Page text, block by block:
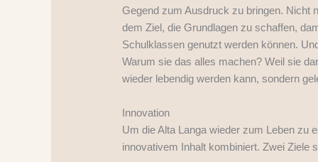
Gegend zum Ausdruck zu bringen. Nicht
dem Ziel, die Grundlagen zu schaffen,
Schulklassen genutzt werden können.
Warum sie das alles machen? Weil sie
wieder lebendig werden kann, sondern
Innovation
Um die Alta Langa wieder zum Leben zu
innovativem Inhalt kombiniert. Zwei Ziele